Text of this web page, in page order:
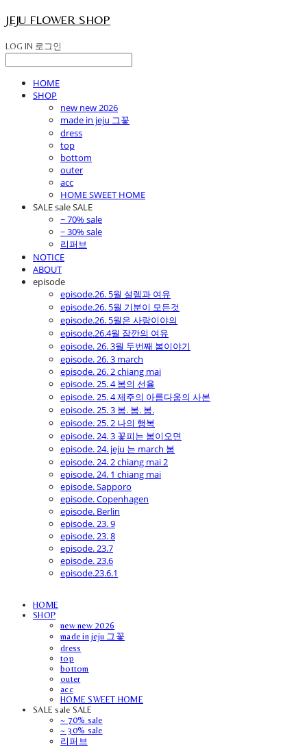
JEJU FLOWER SHOP
LOG IN 로그인
HOME
SHOP
new new 2026
made in jeju 그꽃
dress
top
bottom
outer
acc
HOME SWEET HOME
SALE sale SALE
~ 70% sale
~ 30% sale
리퍼브
NOTICE
ABOUT
episode
episode.26. 5월 설렘과 여유
episode.26. 5월 기분이 모든것
episode.26. 5월은 사랑이야의
episode.26.4월 잠깐의 여유
episode. 26. 3월 두번째 봄이야기
episode. 26. 3 march
episode. 26. 2 chiang mai
episode. 25. 4 봄의 선율
episode. 25. 4 제주의 아름다움의 사본
episode. 25. 3 봄. 봄. 봄.
episode. 25. 2 나의 행복
episode. 24. 3 꽃피는 봄이오면
episode. 24. jeju 는 march 봄
episode. 24. 2 chiang mai 2
episode. 24. 1 chiang mai
episode. Sapporo
episode. Copenhagen
episode. Berlin
episode. 23. 9
episode. 23. 8
episode. 23.7
episode. 23.6
episode.23.6.1
HOME
SHOP
new new 2026
made in jeju 그꽃
dress
top
bottom
outer
acc
HOME SWEET HOME
SALE sale SALE
~ 70% sale
~ 30% sale
리퍼브